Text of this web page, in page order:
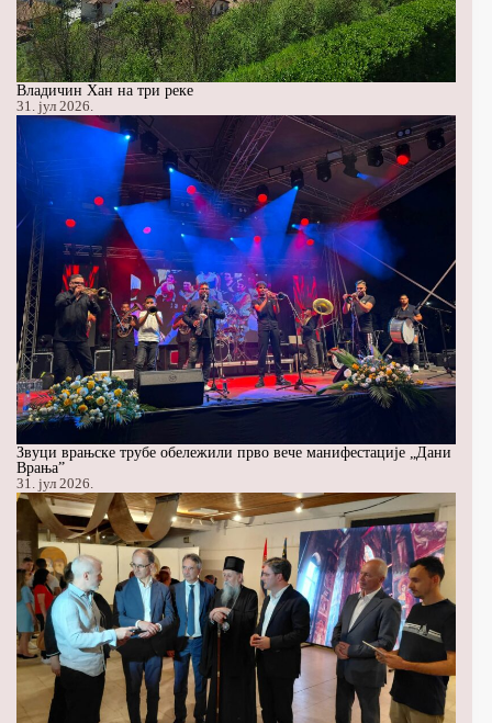
Владичин Хан на три реке
31. јул 2026.
Звуци врањске трубе обележили прво вече манифестације „Дани
Врања”
31. јул 2026.